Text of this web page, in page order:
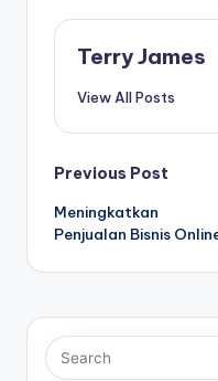
Terry James
View All Posts
Post
Previous Post
Meningkatkan
Penjualan Bisnis